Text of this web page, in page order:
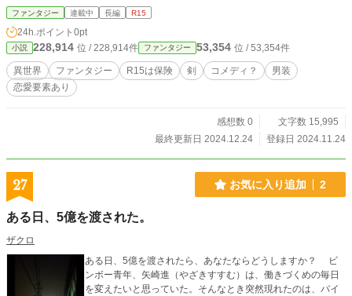
ファンタジー 連載中 長編 R15
24h.ポイント 0pt
小説 228,914 位 / 228,914件 ファンタジー 53,354 位 / 53,354件
異世界 ファンタジー R15は保険 剣 コメディ？
男装
恋愛要素あり
感想数 0
文字数 15,995
最終更新日 2024.12.24
登録日 2024.11.24
27 お気に入り追加 2
ある日、5億を渡された。
ザクロ
ある日、5億を渡されたら、あなたならどうしますか？ ビ
ンボー青年、矢崎進（やざきすすむ）は、働きづくめの毎日
を変えたいと思っていた。そんなとき突然現れたのは、バイ